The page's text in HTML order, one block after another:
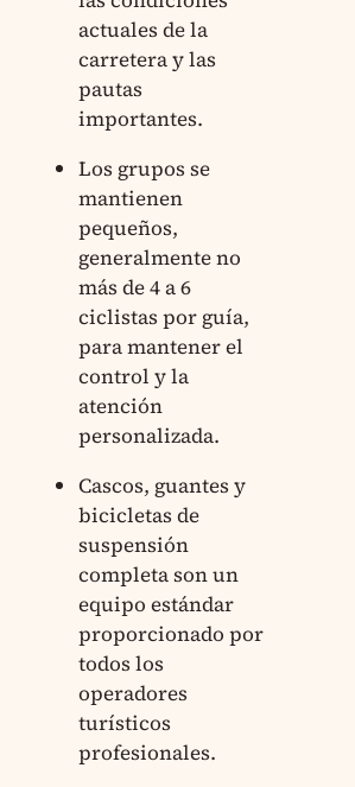
actuales de la
carretera y las
pautas
importantes.
Los grupos se
mantienen
pequeños,
generalmente no
más de 4 a 6
ciclistas por guía,
para mantener el
control y la
atención
personalizada.
Cascos, guantes y
bicicletas de
suspensión
completa son un
equipo estándar
proporcionado por
todos los
operadores
turísticos
profesionales.